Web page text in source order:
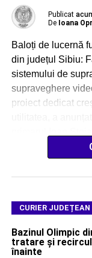
Publicat
De Ioana
Baloți de lucernă
din județul Sibiu:
sistemului de
supraveghere
proiect dedicat
CURIER JUDEȚEAN
Bazinul Olimpic
tratare și
înainte